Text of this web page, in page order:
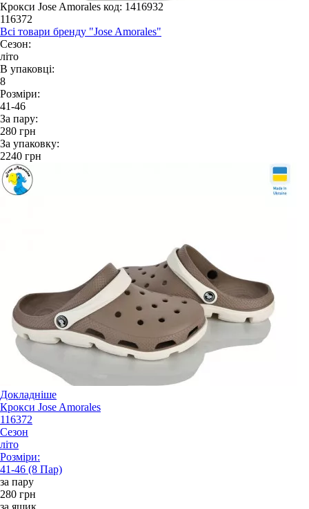
Крокси Jose Amorales код: 1416932
116372
Всі товари бренду "Jose Amorales"
Сезон:
літо
В упаковці:
8
Розміри:
41-46
За пару:
280 грн
За упаковку:
2240 грн
Докладніше
Крокси Jose Amorales
116372
Сезон
літо
Розміри:
41-46 (8 Пар)
за пару
280 грн
за ящик